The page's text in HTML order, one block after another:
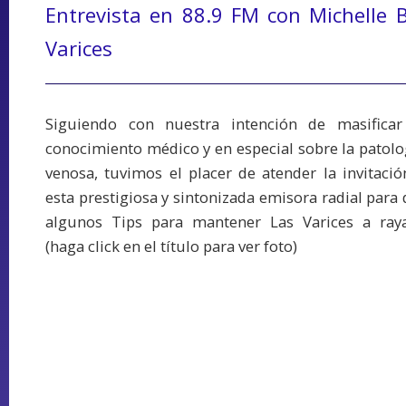
Entrevista en 88.9 FM con Michelle
Varices
Siguiendo con nuestra intención de
conocimiento médico y en especial sobre la
venosa, tuvimos el placer de atender la
esta prestigiosa y sintonizada emisora radial para
algunos Tips para mantener Las Varices a
(haga click en el título para ver foto)